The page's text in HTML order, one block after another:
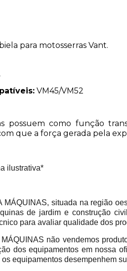
para motosserras Vant.
VM45/VM52
possuem como função
que a força gerada pela
ilustrativa*
MÁQUINAS, situada na região
de jardim e construção
para avaliar qualidade dos
não vendemos
dos equipamentos em nossa
equipamentos desempenhem